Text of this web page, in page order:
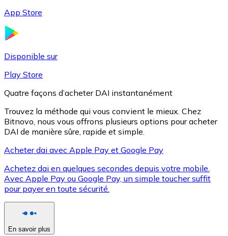
XRP
XRP
Voir toutes
App Store
Disponible sur
Play Store
Quatre façons d’acheter DAI instantanément
Trouvez la méthode qui vous convient le mieux. Chez
Bitnovo, nous vous offrons plusieurs options pour acheter
DAI de manière sûre, rapide et simple.
Acheter dai avec Apple Pay et Google Pay
Achetez dai en quelques secondes depuis votre mobile.
Avec Apple Pay ou Google Pay, un simple toucher suffit
pour payer en toute sécurité.
En savoir plus